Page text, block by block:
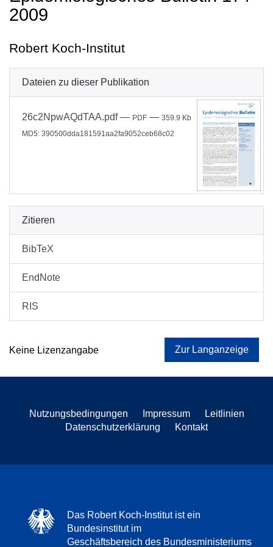
2009
Robert Koch-Institut
Dateien zu dieser Publikation
26c2NpwAQdTAA.pdf— PDF — 359.9 Kb
MD5: 390500dda181591aa2fa9052ceb68c02
Zitieren
BibTeX
EndNote
RIS
Keine Lizenzangabe Zur Langanzeige
Nutzungsbedingungen Impressum
Leitlinien
Datenschutzerklärung
Kontakt
Das Robert Koch-Institut ist ein
Bundesinstitut im
Geschäftsbereich des Bundesministeriums